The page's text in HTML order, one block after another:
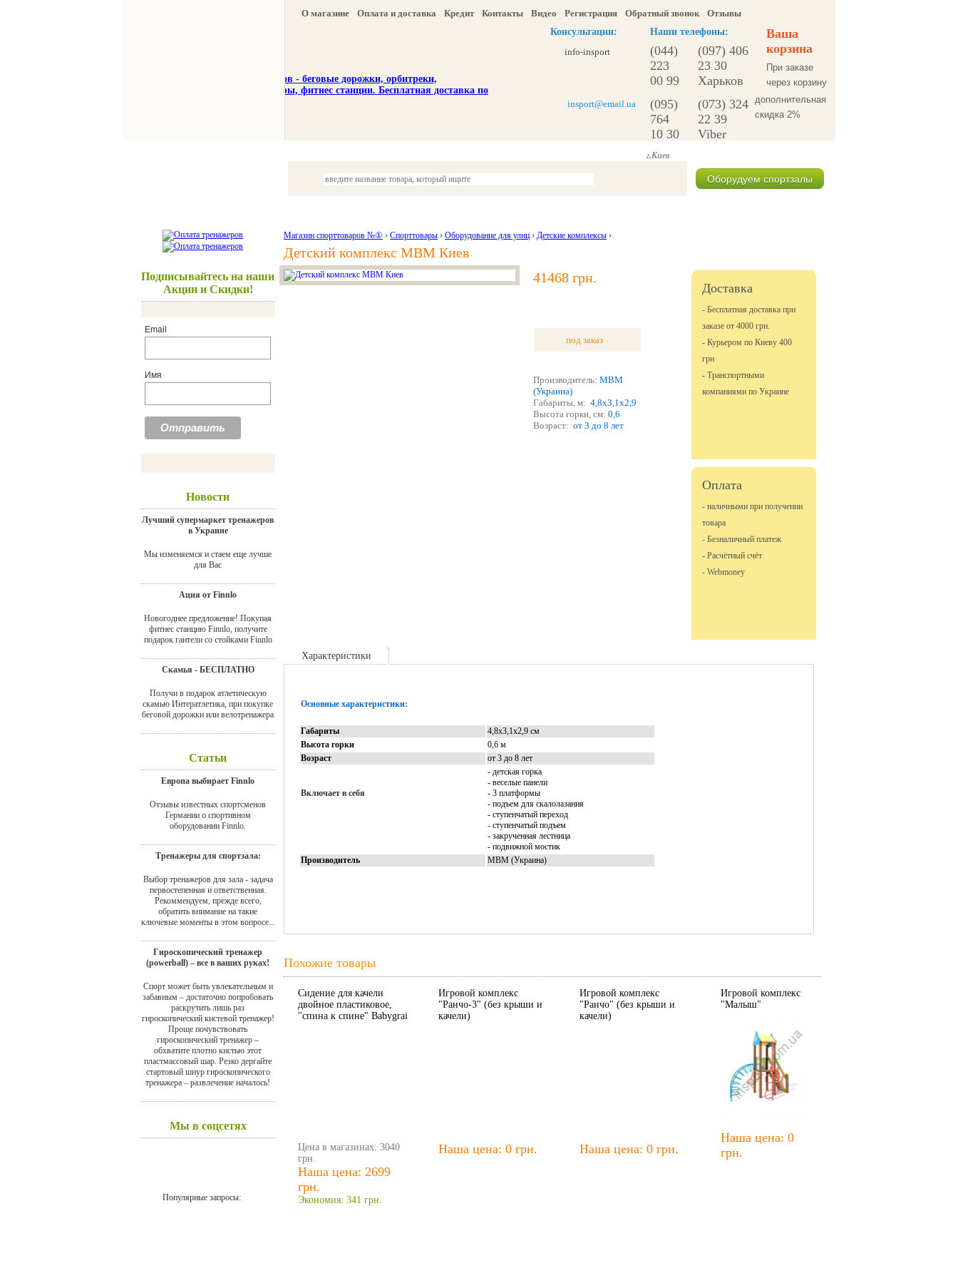
О магазине Оплата и доставка Кредит Контакты Видео Регистрация Обратный звонок
Отзывы
Консультации:
Наши телефоны:
Ваша
корзина
При заказе
через корзину
дополнительная
скидка 2%
info-insport
(044)
223
00 99
(097) 406
23 30
Харьков
insport@email.ua
(095)
764
10 30
(073) 324
22 39
Viber
г.Киев
Оборудуем спортзалы
Подписывайтесь на наши
Акции и Скидки!
Email
Имя
Новости
Лучший супермаркет тренажеров
в Украине
Мы изменяемся и стаем еще лучше
для Вас
Ация от Finnlo
Новогоднее предложение! Покупая
фитнес станцию Finnlo, получите
подарок гантели со стойками Finnlo
Скамья - БЕСПЛАТНО
Получи в подарок атлетическую
скамью Интератлетика, при покупке
беговой дорожки или велотренажера
Статьи
Европа выбирает Finnlo
Отзывы известных спортсменов
Германии о спортивном
оборудовании Finnlo.
Тренажеры для спортзала:
Выбор тренажеров для зала - задача
первостепенная и ответственная.
Рекоммендуем, прежде всего,
обратить внимание на такие
ключевые моменты в этом вопросе...
Гироскопический тренажер
(powerball) – все в ваших руках!
Спорт может быть увлекательным и
забавным – достаточно попробовать
раскрутить лишь раз
гироскопический кистевой тренажер!
Проще почувствовать
гироскопический тренажер –
обхватите плотно кистью этот
пластмассовый шар. Резко дергайте
стартовый шнур гироскопического
тренажера – развлечение началось!
Мы в соцсетях
Популярные запросы:
Магазин спорттоваров №① › Спорттовары › Оборудование для улиц › Детские комплексы ›
Детский комплекс МВМ Киев
41468 грн.
под заказ
Производитель: МВМ
(Украина)
Габариты, м: 4,8х3,1х2,9
Высота горки, см: 0,6
Возраст: от 3 до 8 лет
Доставка
- Бесплатная доставка при
заказе от 4000 грн.
- Курьером по Киеву 400
грн
- Транспортными
компаниями по Украине
Оплата
- наличными при получении
товара
- Безналичный платеж
- Расчётный счёт
- Webmoney
Характеристики
Основные характеристики:
Габариты
4,8х3,1х2,9 см
Высота горки
0,6 м
Возраст
от 3 до 8 лет
Включает в себя
- детская горка
- веселые панели
- 3 платформы
- подъем для скалолазания
- ступенчатый переход
- ступенчатый подъем
- закрученная лестница
- подвижной мостик
Производитель
МВМ (Украина)
Похожие товары
Сидение для качели
двойное пластиковое,
"спина к спине" Babygrai
Цена в магазинах: 3040
грн.
Наша цена: 2699
грн.
Экономия: 341 грн.
Игровой комплекс
"Ранчо-3" (без крыши и
качели)
Наша цена: 0 грн.
Игровой комплекс
"Ранчо" (без крыши и
качели)
Наша цена: 0 грн.
Игровой комплекс
"Малыш"
Наша цена: 0
грн.